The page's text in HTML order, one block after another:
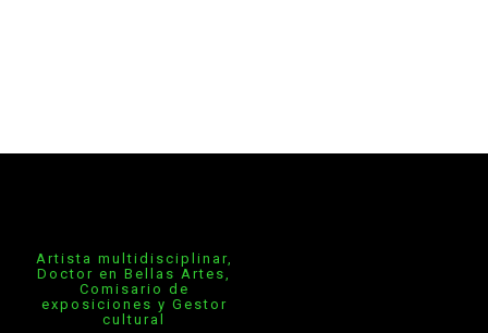
Artista multidisciplinar,
Doctor en Bellas Artes,
Comisario de
exposiciones y Gestor
cultural